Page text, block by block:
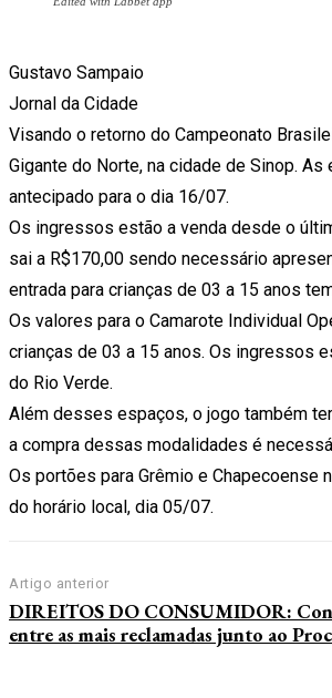
Gustavo Sampaio
Jornal da Cidade
Visando o retorno do Campeonato
Gigante do Norte, na cidade de Sinop.
antecipado para o dia 16/07.
Os ingressos estão a venda desde o
sai a R$170,00 sendo necessário
entrada para crianças de 03 a 15 anos
Os valores para o Camarote Individual
crianças de 03 a 15 anos. Os ingressos
do Rio Verde.
Além desses espaços, o jogo também
a compra dessas modalidades é
Os portões para Grêmio e Chapecoense
do horário local, dia 05/07.
Artigo anterior
DIREITOS DO CONSUMIDOR:
entre as mais reclamadas junto ao